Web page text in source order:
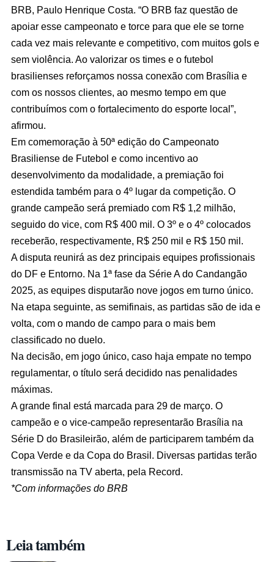
BRB, Paulo Henrique Costa. “O BRB faz questão de
apoiar esse campeonato e torce para que ele se torne
cada vez mais relevante e competitivo, com muitos gols e
sem violência. Ao valorizar os times e o futebol
brasilienses reforçamos nossa conexão com Brasília e
com os nossos clientes, ao mesmo tempo em que
contribuímos com o fortalecimento do esporte local”,
afirmou.
Em comemoração à 50ª edição do Campeonato
Brasiliense de Futebol e como incentivo ao
desenvolvimento da modalidade, a premiação foi
estendida também para o 4º lugar da competição. O
grande campeão será premiado com R$ 1,2 milhão,
seguido do vice, com R$ 400 mil. O 3º e o 4º colocados
receberão, respectivamente, R$ 250 mil e R$ 150 mil.
A disputa reunirá as dez principais equipes profissionais
do DF e Entorno. Na 1ª fase da Série A do Candangão
2025, as equipes disputarão nove jogos em turno único.
Na etapa seguinte, as semifinais, as partidas são de ida e
volta, com o mando de campo para o mais bem
classificado no duelo.
Na decisão, em jogo único, caso haja empate no tempo
regulamentar, o título será decidido nas penalidades
máximas.
A grande final está marcada para 29 de março. O
campeão e o vice-campeão representarão Brasília na
Série D do Brasileirão, além de participarem também da
Copa Verde e da Copa do Brasil. Diversas partidas terão
transmissão na TV aberta, pela Record.
*Com informações do BRB
Leia também